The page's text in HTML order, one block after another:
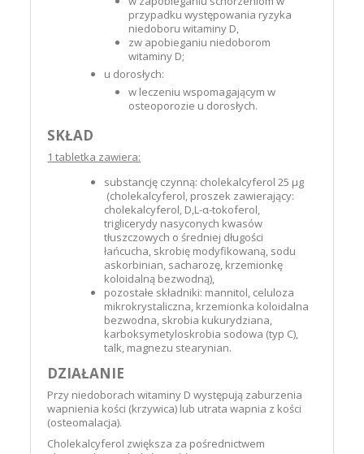
przypadku występowania ryzyka
niedoboru witaminy D,
zw apobieganiu niedoborom
witaminy D;
u dorosłych:
w leczeniu wspomagającym w
osteoporozie u dorosłych.
SKŁAD
1 tabletka zawiera:
substancję czynną: cholekalcyferol 25 μg
(cholekalcyferol, proszek zawierający:
cholekalcyferol, D,L-α-tokoferol,
triglicerydy nasyconych kwasów
tłuszczowych o średniej długości
łańcucha, skrobię modyfikowaną, sodu
askorbinian, sacharozę, krzemionkę
koloidalną bezwodną),
pozostałe składniki: mannitol, celuloza
mikrokrystaliczna, krzemionka koloidalna
bezwodna, skrobia kukurydziana,
karboksymetyloskrobia sodowa (typ C),
talk, magnezu stearynian.
DZIAŁANIE
Przy niedoborach witaminy D występują zaburzenia
wapnienia kości (krzywica) lub utrata wapnia z kości
(osteomalacja).
Cholekalcyferol zwiększa za pośrednictwem